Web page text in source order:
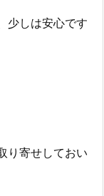
少しは安心です
り寄せしておい